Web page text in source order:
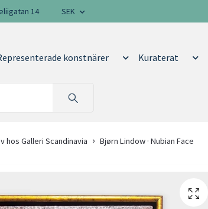
14 SEK
konstnärer Kuraterat
hos Galleri Scandinavia Bjørn Lindow · Nubian Face